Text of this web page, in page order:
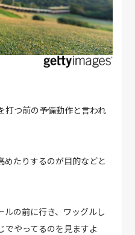
打つ前の予備動作と言われ
めたりするのが目的などと
ルの前に行き、ワッグルし
でやってるのを見ますよ